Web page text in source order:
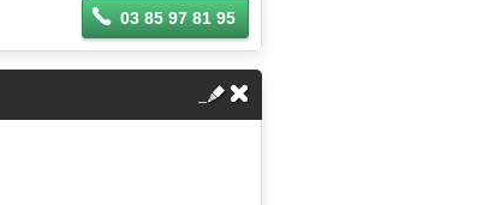
03 85 97 81 95